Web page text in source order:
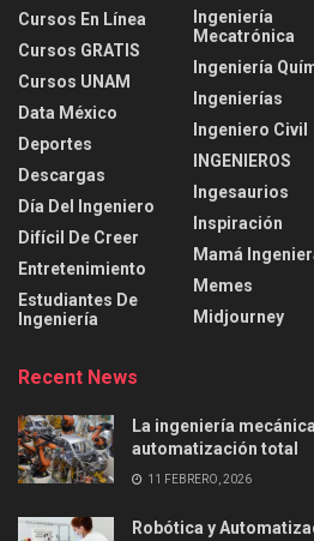
Cursos En Línea
Cursos GRATIS
Cursos UNAM
Data México
Deportes
Descargas
Día Del Ingeniero
Difícil De Creer
Entretenimiento
Estudiantes De
Ingeniería
Ingeniería
Mecatrónica
Ingeniería
Ingenierías
Ingeniero Civil
INGENIEROS
Ingesaurios
Inspiración
Mamá
Memes
Midjourney
Recent News
La ingeniería
automatización total
11 FEBRERO, 2026
Robótica y